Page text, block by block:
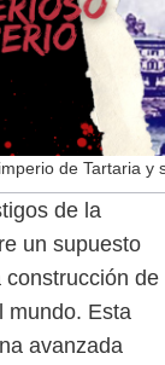
de Tartaria y
de la
un supuesto
construcción de
mundo. Esta
avanzada